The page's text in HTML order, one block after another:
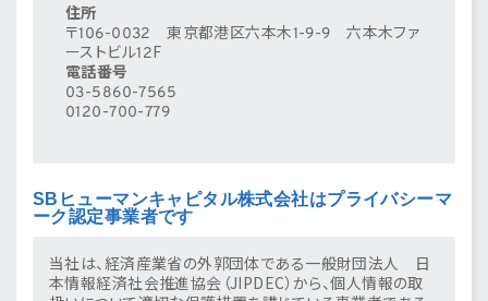
住所
〒106-0032 東京都港区六本木1-9-9 六本木ファ
ーストビル12F
電話番号
03-5860-7565
0120-700-779
SBヒューマンキャピタル株式会社はプライバシーマ
ーク認定事業者です
当社は、経済産業省の外郭団体である一般財団法人 日
本情報経済社会推進協会（JIPDEC）から、個人情報の取